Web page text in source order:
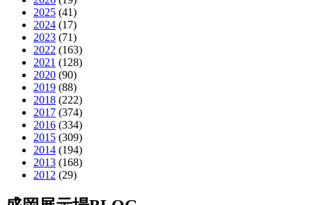
2025 (41)
2024 (17)
2023 (71)
2022 (163)
2021 (128)
2020 (90)
2019 (88)
2018 (222)
2017 (374)
2016 (334)
2015 (309)
2014 (194)
2013 (168)
2012 (29)